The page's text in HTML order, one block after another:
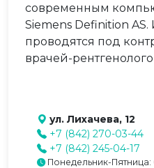
современным
Siemens Definition
проводятся под
врачей-
ул. Лихачева, 12
+7 (842) 270-03-44
+7 (842) 245-04-17
Понедельник-